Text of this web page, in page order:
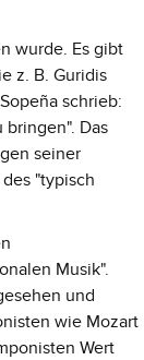
wurde. Es gibt
z. B. Guridis
schrieb:
Das
seiner
"typisch
Musik".
und
wie Mozart
Wert